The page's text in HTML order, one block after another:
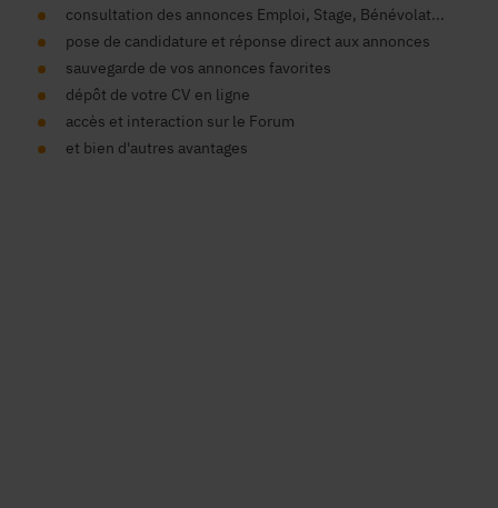
consultation des annonces Emploi, Stage, Bénévolat...
pose de candidature et réponse direct aux annonces
sauvegarde de vos annonces favorites
dépôt de votre CV en ligne
accès et interaction sur le Forum
et bien d'autres avantages